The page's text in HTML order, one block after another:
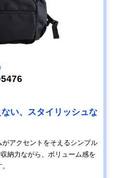
い、スタイリッシュな
アクセントをそえるシンプル
納力ながら、ボリューム感を